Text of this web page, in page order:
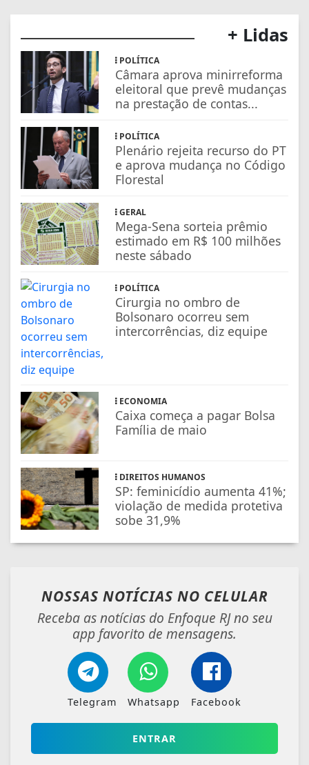
+ Lidas
POLÍTICA
Câmara aprova minirreforma
eleitoral que prevê mudanças
na prestação de contas...
POLÍTICA
Plenário rejeita recurso do PT
e aprova mudança no Código
Florestal
GERAL
Mega-Sena sorteia prêmio
estimado em R$ 100 milhões
neste sábado
POLÍTICA
Cirurgia no ombro de
Bolsonaro ocorreu sem
intercorrências, diz equipe
ECONOMIA
Caixa começa a pagar Bolsa
Família de maio
DIREITOS HUMANOS
SP: feminicídio aumenta 41%;
violação de medida protetiva
sobe 31,9%
NOSSAS NOTÍCIAS NO CELULAR
Receba as notícias do Enfoque RJ no seu
app favorito de mensagens.
Telegram Whatsapp Facebook
ENTRAR